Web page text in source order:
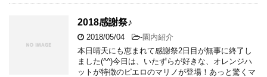
2018感謝祭♪
2018/05/04 -園内紹介
本日晴天にも恵まれて感謝祭2日目が無事に終了し
ました(^^)今日は、いたずらが好きな、オレンジハ
ットが特徴のピエロのマリノが登場！あっと驚くマ